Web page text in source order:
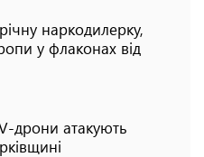
наркодилерку,
у флаконах від
дрони атакують